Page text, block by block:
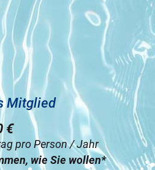
Mitglied
€
pro Person / Jahr
wie Sie wollen*